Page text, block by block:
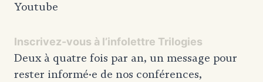
Youtube
Inscrivez-vous à l’infolettre Trilogies
Deux à quatre fois par an, un message pour
rester informé·e de nos conférences,